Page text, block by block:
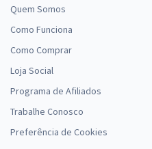
Economize
DEGASE - Departamento Geral
Janeiro -
Quem Somos
Como Funciona
Como Comprar
Loja Social
Programa de Afiliados
Trabalhe Conosco
Preferência de Cookies